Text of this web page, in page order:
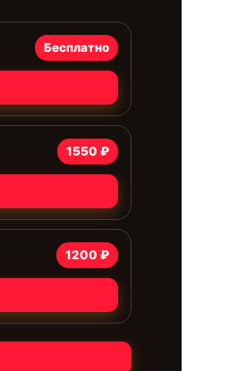
Бесплатно
1550 ₽
1200 ₽